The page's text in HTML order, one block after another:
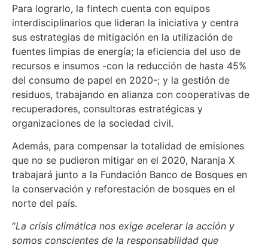
Para lograrlo, la fintech cuenta con equipos
interdisciplinarios que lideran la iniciativa y centra
sus estrategias de mitigación en la utilización de
fuentes limpias de energía; la eficiencia del uso de
recursos e insumos -con la reducción de hasta 45%
del consumo de papel en 2020-; y la gestión de
residuos, trabajando en alianza con cooperativas de
recuperadores, consultoras estratégicas y
organizaciones de la sociedad civil.
Además, para compensar la totalidad de emisiones
que no se pudieron mitigar en el 2020, Naranja X
trabajará junto a la Fundación Banco de Bosques en
la conservación y reforestación de bosques en el
norte del país.
“La crisis climática nos exige acelerar la acción y
somos conscientes de la responsabilidad que